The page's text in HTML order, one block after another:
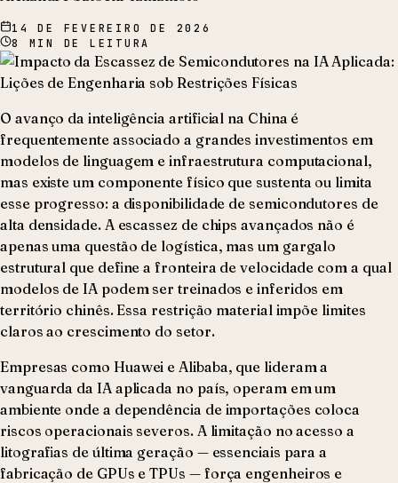
14 DE FEVEREIRO DE 2026
8
MIN DE LEITURA
O avanço da inteligência artificial na China é
frequentemente associado a grandes investimentos em
modelos de linguagem e infraestrutura computacional,
mas existe um componente físico que sustenta ou limita
esse progresso: a disponibilidade de semicondutores de
alta densidade. A escassez de chips avançados não é
apenas uma questão de logística, mas um gargalo
estrutural que define a fronteira de velocidade com a qual
modelos de IA podem ser treinados e inferidos em
território chinês. Essa restrição material impõe limites
claros ao crescimento do setor.
Empresas como Huawei e Alibaba, que lideram a
vanguarda da IA aplicada no país, operam em um
ambiente onde a dependência de importações coloca
riscos operacionais severos. A limitação no acesso a
litografias de última geração — essenciais para a
fabricação de GPUs e TPUs — força engenheiros e